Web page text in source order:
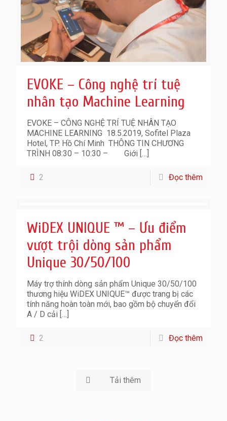
EVOKE – Công nghệ trí tuệ
nhân tạo Machine Learning
EVOKE – CÔNG NGHỆ TRÍ TUỆ NHÂN TẠO
MACHINE LEARNING 18.5.2019, Sofitel Plaza
Hotel, TP. Hồ Chí Minh THÔNG TIN CHƯƠNG
TRÌNH 08:30 – 10:30 – Giới […]
2 Đọc thêm
WiDEX UNIQUE ™ – Ưu điểm
vượt trội dòng sản phẩm
Unique 30/50/100
Máy trợ thính dòng sản phẩm Unique 30/50/100
thương hiệu WiDEX UNIQUE™ được trang bị các
tính năng hoàn toàn mới, bao gồm bộ chuyển đổi
A / D cải […]
2 Đọc thêm
Tải thêm